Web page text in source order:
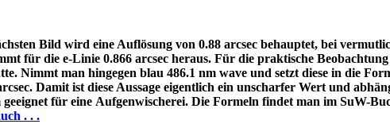
Bild wird eine Auflösung von 0.88 arcsec behauptet, bei
für die e-Linie 0.866 arcsec heraus. Für die praktische
Nimmt man hingegen blau 486.1 nm wave und setzt diese in die
Damit ist diese Aussage eigentlich ein unscharfer Wert und
für eine Aufgenwischerei. Die Formeln findet man im SuW-
. . .